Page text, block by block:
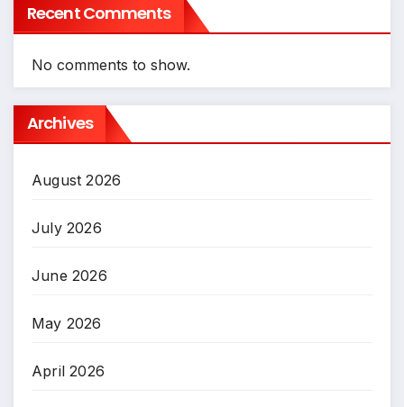
Recent Comments
No comments to show.
Archives
August 2026
July 2026
June 2026
May 2026
April 2026